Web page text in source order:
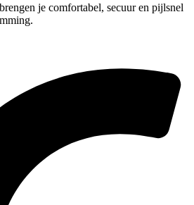
je comfortabel, secuur en pijlsnel